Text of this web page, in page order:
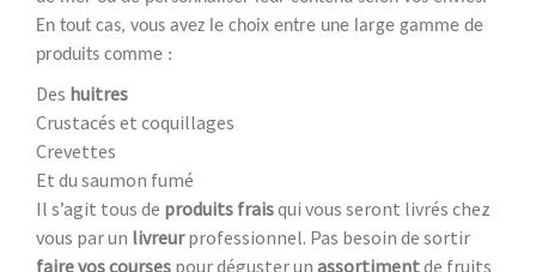
En tout cas, vous avez le choix entre une large gamme de
produits comme :
Des huitres
Crustacés et coquillages
Crevettes
Et du saumon fumé
Il s’agit tous de produits fraisqui vous seront livrés chez
vous par un livreurprofessionnel. Pas besoin de sortir
faire vos courses pour déguster un assortimentde fruits